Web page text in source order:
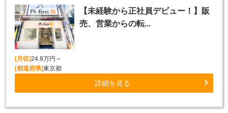
【未経験から正社員デビュー！】販
売、営業からの転...
[月収]24.8万円～
[都道府県]東京都
詳細を見る